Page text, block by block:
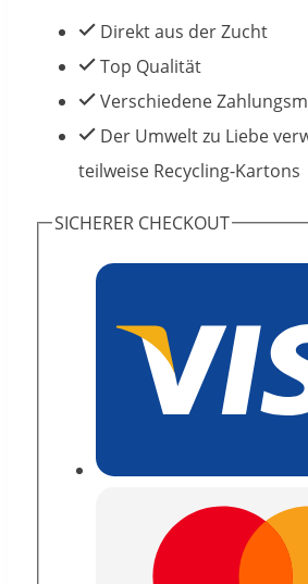
Direkt aus der Zucht
Top Qualität
Verschiedene
Der Umwelt zu Liebe
teilweise Recycling-Kartons
SICHERER CHECKOUT